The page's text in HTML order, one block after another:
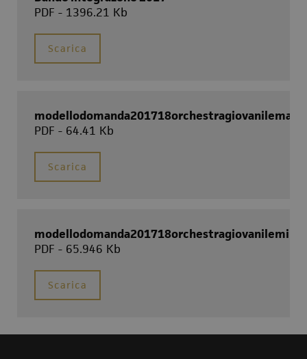
PDF - 1396.21 Kb
Scarica
PDF - 64.41 Kb
Scarica
PDF - 65.946 Kb
Scarica